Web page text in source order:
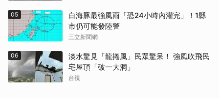
05
白海豚最強風雨「恐24小時內灌完」！1縣
市仍可能發陸警
三立新聞網
06
淡水驚見「龍捲風」民眾驚呆！ 強風吹飛民
宅屋頂「破一大洞」
台視